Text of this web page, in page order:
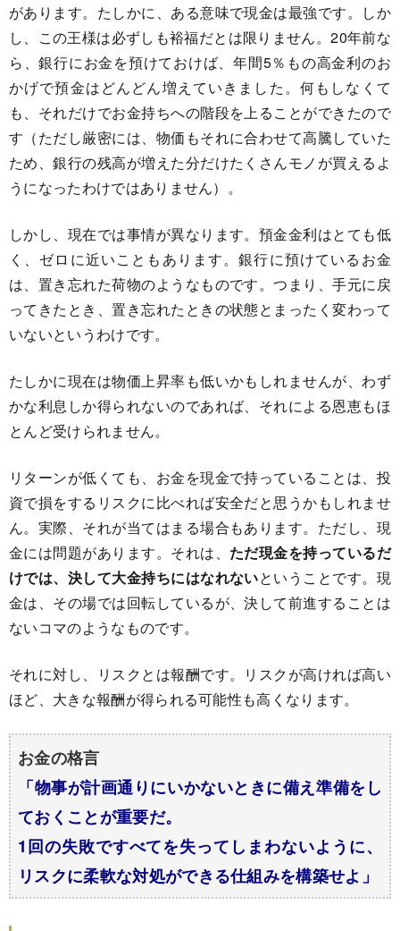
があります。たしかに、ある意味で現金は最強です。しか
し、この王様は必ずしも裕福だとは限りません。20年前な
ら、銀行にお金を預けておけば、年間5％もの高金利のお
かげで預金はどんどん増えていきました。何もしなくて
も、それだけでお金持ちへの階段を上ることができたので
す（ただし厳密には、物価もそれに合わせて高騰していた
ため、銀行の残高が増えた分だけたくさんモノが買えるよ
うになったわけではありません）。
しかし、現在では事情が異なります。預金金利はとても低
く、ゼロに近いこともあります。銀行に預けているお金
は、置き忘れた荷物のようなものです。つまり、手元に戻
ってきたとき、置き忘れたときの状態とまったく変わって
いないというわけです。
たしかに現在は物価上昇率も低いかもしれませんが、わず
かな利息しか得られないのであれば、それによる恩恵もほ
とんど受けられません。
リターンが低くても、お金を現金で持っていることは、投
資で損をするリスクに比べれば安全だと思うかもしれませ
ん。実際、それが当てはまる場合もあります。ただし、現
金には問題があります。それは、 ただ現金を持っているだ
けでは、決して大金持ちにはなれないということです。現
金は、その場では回転しているが、決して前進することは
ないコマのようなものです。
それに対し、リスクとは報酬です。リスクが高ければ高い
ほど、大きな報酬が得られる可能性も高くなります。
お金の格言
「物事が計画通りにいかないときに備え準備をし
ておくことが重要だ。
1回の失敗ですべてを失ってしまわないように、
リスクに柔軟な対処ができる仕組みを構築せよ 」